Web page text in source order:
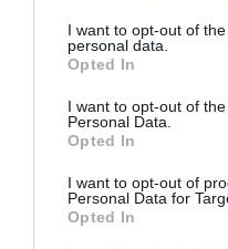
I want to opt-out of
personal data.
Opted In
I want to opt-out of
Personal Data.
Opted In
I want to opt-out of
Personal Data for
Opted In
Soutenez Air